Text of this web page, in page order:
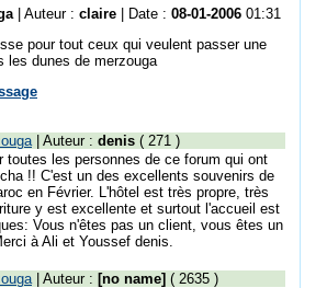
| Auteur : claire | Date : 08-01-2006 01:31
pour tout ceux qui veulent passer une
les dunes de merzouga
| Auteur : denis ( 271 )
toutes les personnes de ce forum qui ont
!! C'est un des excellents souvenirs de
en Février. L'hôtel est très propre, très
y est excellente et surtout l'accueil est
Vous n'êtes pas un client, vous êtes un
à Ali et Youssef denis.
| Auteur : [no name] ( 2635 )